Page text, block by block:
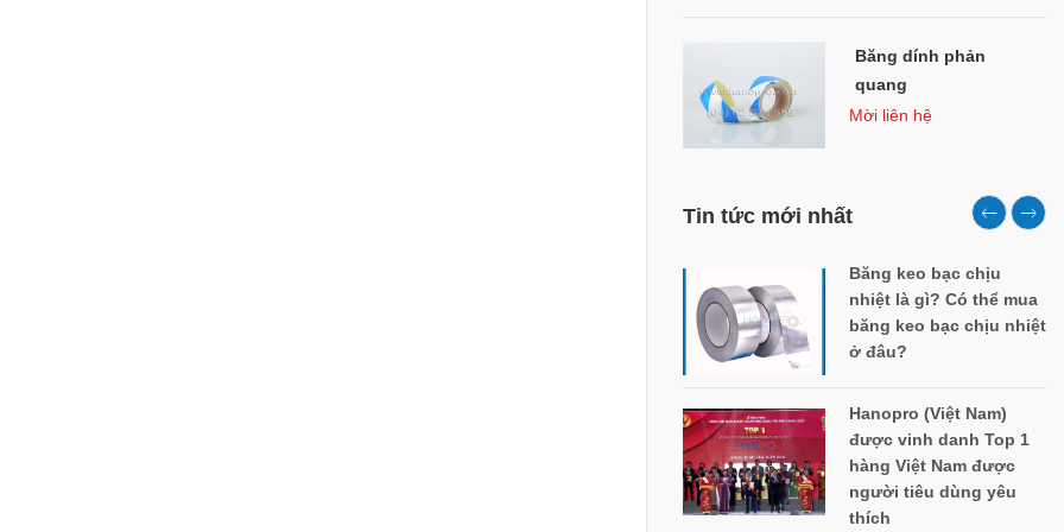
Băng dính phản
quang
Mời liên hệ
Tin tức mới nhất
Băng keo bạc chịu
nhiệt là gì? Có thể mua
băng keo bạc chịu nhiệt
ở đâu?
Hanopro (Việt Nam)
được vinh danh Top 1
hàng Việt Nam được
người tiêu dùng yêu
thích